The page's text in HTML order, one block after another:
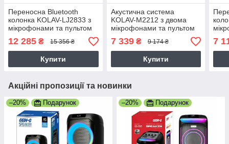
Переносна Bluetooth
колонка KOLAV-LJ2833 з
мікрофонами та пультом
Портативна акустика 80 Вт
8"
12 285 ₴ 15 356 ₴
Купити
Акустична система
KOLAV-M2212 з двома
мікрофонами та пультом
Портативна акустика 40 Вт
12"
7 339₴ 9 174 ₴
Купити
8"
7
Акційні пропозиції та новинки
–20% Подарунок –20% Подарунок